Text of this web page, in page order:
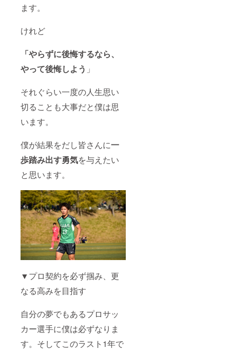
ます。
けれど
「やらずに後悔するなら、
やって後悔しよう 」
それぐらい一度の人生思い
切ることも大事だと僕は思
います。
僕が結果をだし皆さんに一
歩踏み出す勇気を与えたい
と思います。
▼プロ契約を必ず掴み、更
なる高みを目指す
自分の夢でもあるプロサッ
カー選手に僕は必ずなりま
す。そしてこのラスト1年で